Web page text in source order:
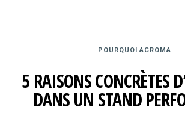
POURQUOI ACROMA
5 RAISONS CONCRÈTES
DANS UN STAND